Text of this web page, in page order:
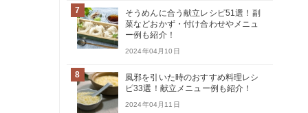
7
そうめんに合う献立レシピ51選！副
菜などおかず・付け合わせやメニュ
ー例も紹介！
2024年04月10日
8
風邪を引いた時のおすすめ料理レシ
ピ33選！献立メニュー例も紹介！
2024年04月11日